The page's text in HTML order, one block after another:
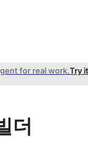
for real work.Try
더